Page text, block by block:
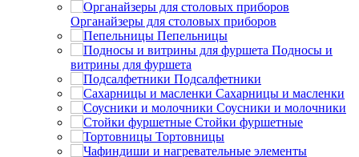
Органайзеры для столовых приборов
Пепельницы
Подносы и
витрины для фуршета
Подсалфетники
Сахарницы и масленки
Соусники и молочники
Стойки фуршетные
Тортовницы